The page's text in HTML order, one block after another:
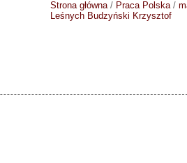
Strona główna/ Praca Polska/
Leśnych Budzyński Krzysztof